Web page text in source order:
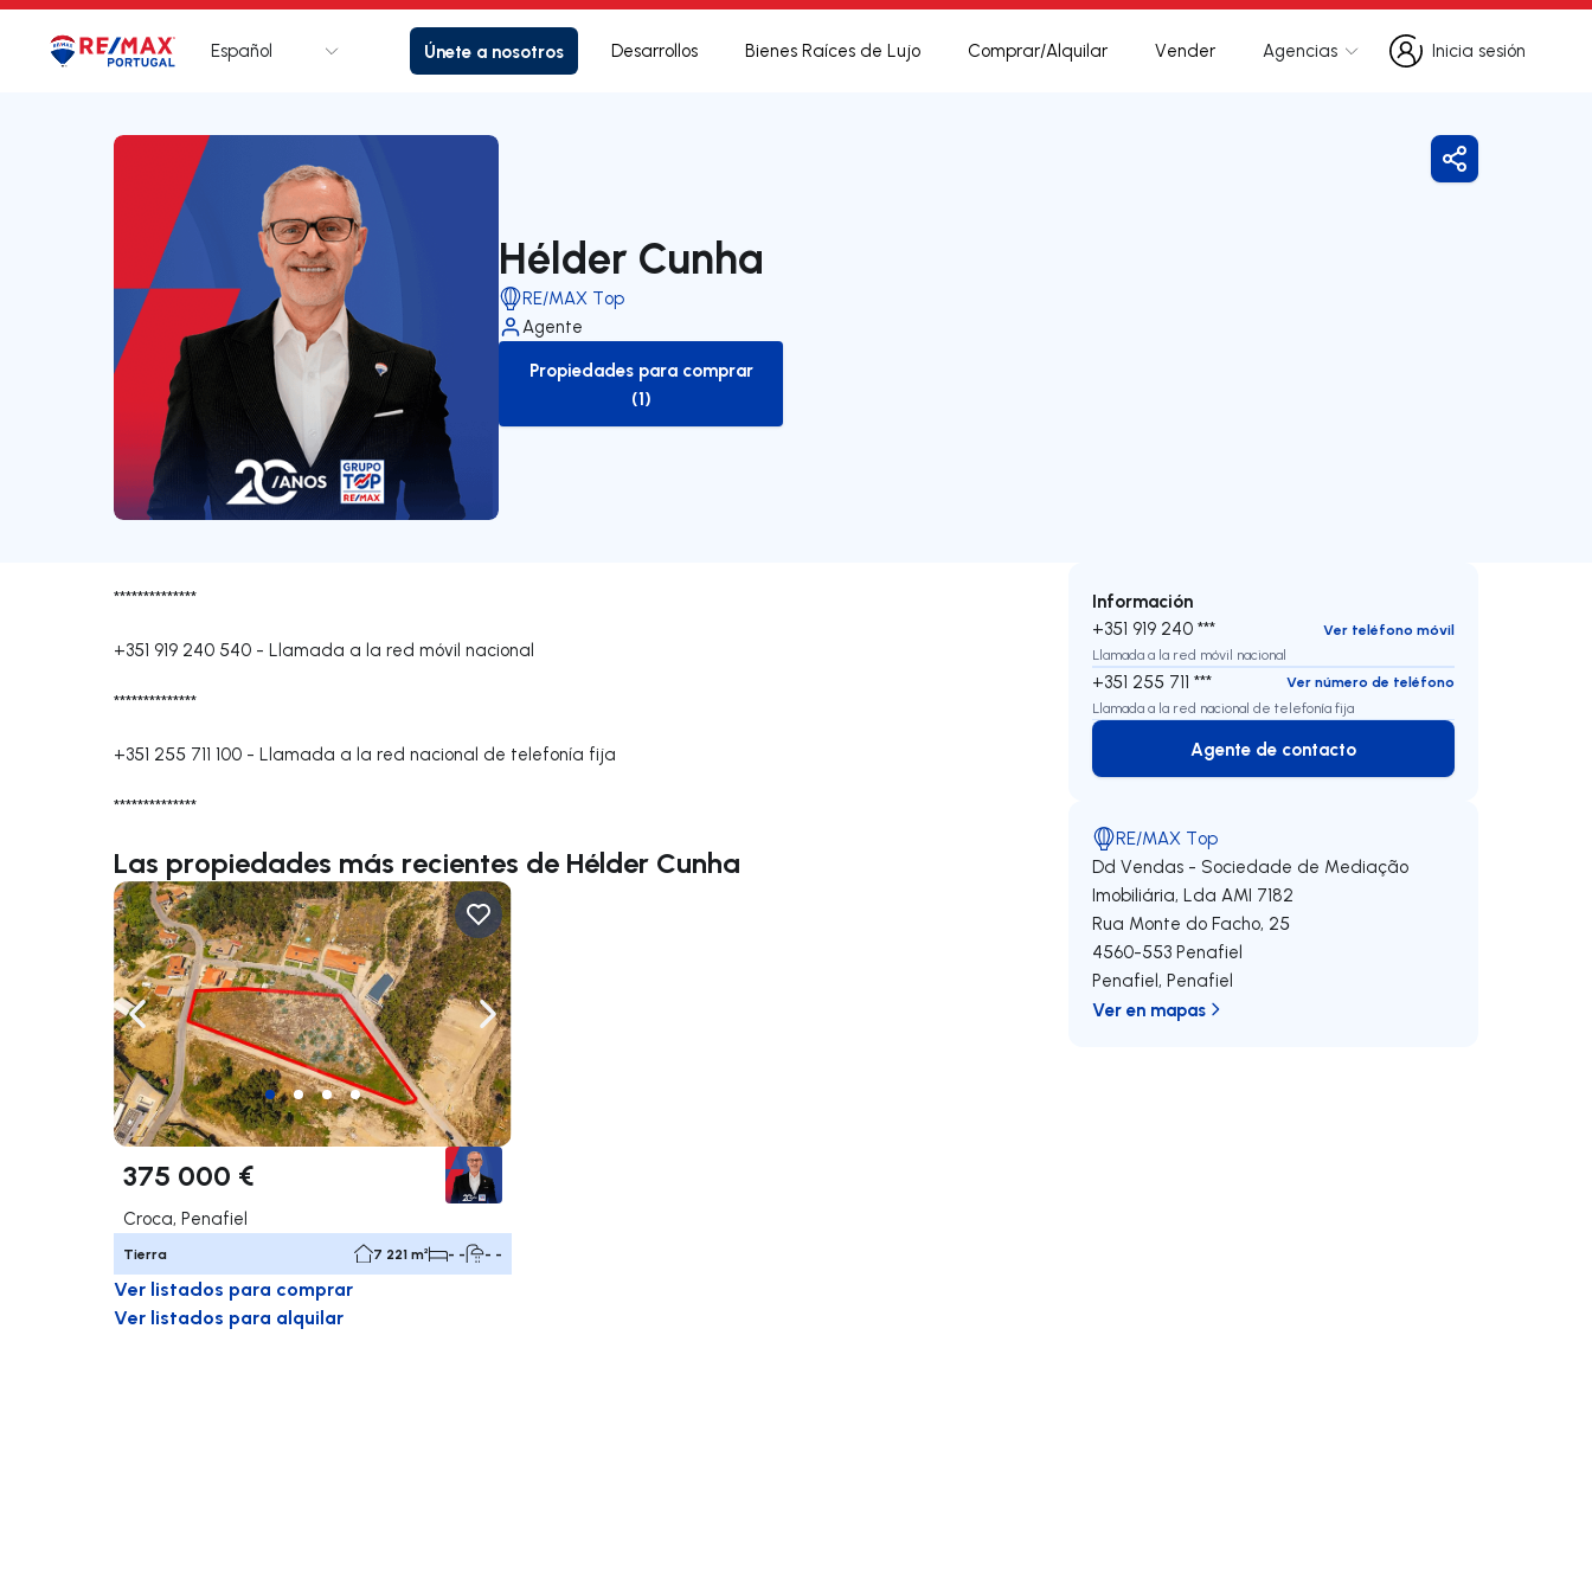
LogotipoIr a la página de inicio
Español Únete a nosotros Desarrollos Bienes Raíces de Lujo Comprar/Alquilar Vender Agencias
Inicia sesión
Inicia sesión
Hélder Cunha
RE/MAX Top
Agente
to-buy-listing
Propiedades para comprar
(1)
Compartir
**************
+351 919 240 540 - Llamada a la red móvil nacional
**************
+351 255 711 100 - Llamada a la red nacional de telefonía fija
**************
Las propiedades más recientes de Hélder Cunha
Navega a la izquierda Navegar a la derecha
375 000 €
Croca, Penafiel
Tierra 7 221 m² - - - -
Ver listados para comprar
Ver listados para alquilar
Información
+351 919 240 ***
Ver teléfono móvil
Llamada a la red móvil nacional
+351 255 711 ***
Ver número de teléfono
Llamada a la red nacional de telefonía fija
Agente de contacto
Agente de contacto
RE/MAX Top
Dd Vendas - Sociedade de Mediação
Imobiliária, Lda AMI 7182
Rua Monte do Facho, 25
4560-553 Penafiel
Penafiel,Penafiel
Ver en mapas